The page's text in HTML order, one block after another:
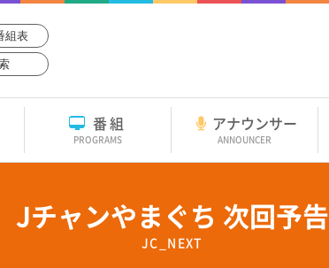
組表
番組
PROGRAMS
アナウンサー
ANNOUNCER
Jチャンやまぐち 次回予告
JC_NEXT